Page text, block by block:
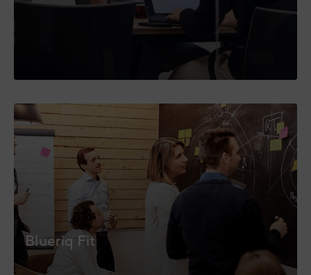
Blueriq Fit